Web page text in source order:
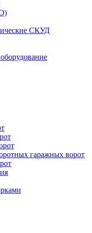
СКУД
гаражных ворот